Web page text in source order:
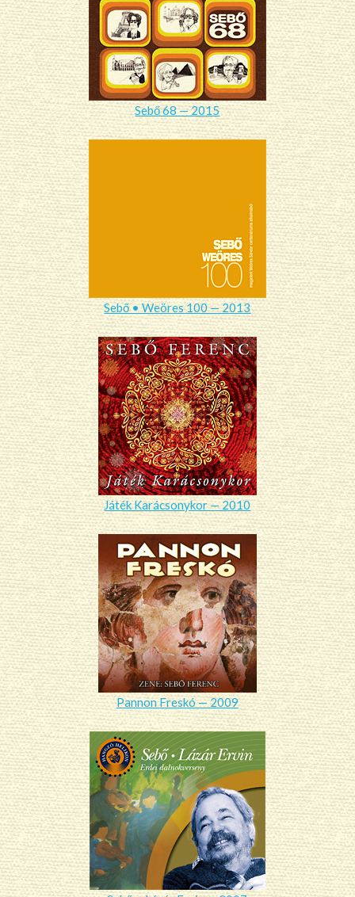
Sebő 68 — 2015
Sebő • Weöres 100 — 2013
Játék Karácsonykor — 2010
Pannon Freskó — 2009